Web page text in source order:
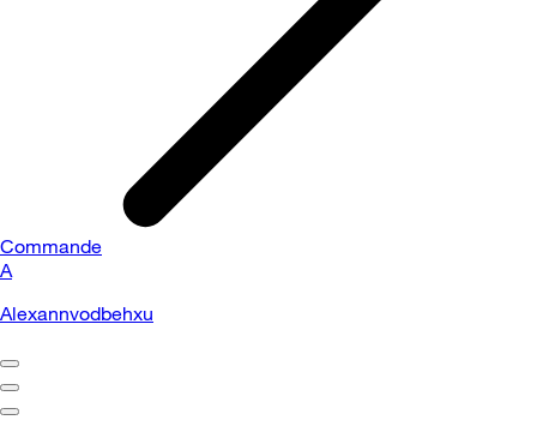
Commande
A
Alexannvodbehxu